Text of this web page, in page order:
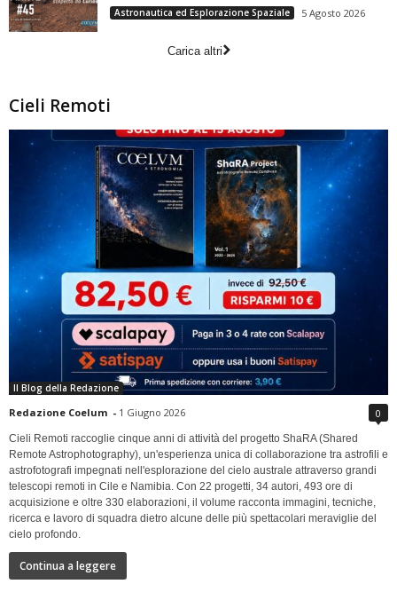
Astronautica ed Esplorazione Spaziale 5 Agosto 2026
Carica altri
Cieli Remoti
Il Blog della Redazione
Redazione Coelum - 1 Giugno 2026 0
Cieli Remoti raccoglie cinque anni di attività del progetto ShaRA (Shared
Remote Astrophotography), un'esperienza unica di collaborazione tra astrofili e
astrofotografi impegnati nell'esplorazione del cielo australe attraverso grandi
telescopi remoti in Cile e Namibia. Con 22 progetti, 34 autori, 493 ore di
acquisizione e oltre 330 elaborazioni, il volume racconta immagini, tecniche,
ricerca e lavoro di squadra dietro alcune delle più spettacolari meraviglie del
cielo profondo.
Continua a leggere